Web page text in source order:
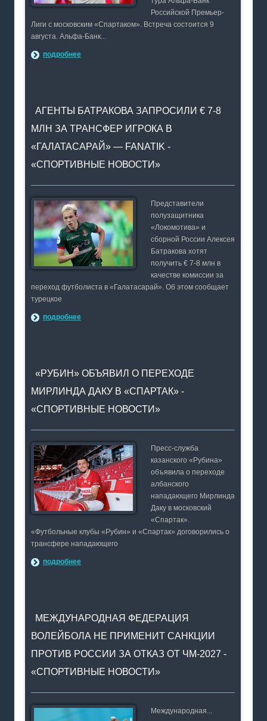
Российской Премьер-
Лиги с московским «Спартаком». Встреча состоится 9
августа. Альфа-Банк...
подробнее
АГЕНТЫ БАТРАКОВА ЗАПРОСИЛИ € 7-8
МЛН ЗА ТРАНСФЕР ИГРОКА В
«ГАЛАТАСАРАЙ» — FANATIK -
«СПОРТИВНЫЕ НОВОСТИ»
Представители
полузащитника
«Локомотива» и
сборной России Алексея
Батракова хотят
получить € 7-8 млн в
качестве комиссии за
переход футболиста в «Галатасарай». Об этом сообщает
турецкое
подробнее
«РУБИН» ОБЪЯВИЛ О ПЕРЕХОДЕ
МИРЛИНДА ДАКУ В «СПАРТАК» -
«СПОРТИВНЫЕ НОВОСТИ»
Пресс-служба
казанского «Рубина»
объявила о переходе
албанского
нападающего Мирлинда
Даку в московский
«Спартак».
«Футбольные клубы «Рубин» и «Спартак» договорились о
трансфере нападающего
подробнее
МЕЖДУНАРОДНАЯ ФЕДЕРАЦИЯ
ВОЛЕЙБОЛА НЕ ПРИМЕНИТ САНКЦИИ
ПРОТИВ РОССИИ ЗА ОТКАЗ ОТ ЧМ-2027 -
«СПОРТИВНЫЕ НОВОСТИ»
Международная...